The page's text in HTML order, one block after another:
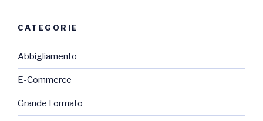
CATEGORIE
Abbigliamento
E-Commerce
Grande Formato